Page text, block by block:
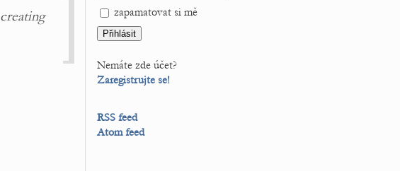
zapamatovat si mě
Nemáte zde účet?
Zaregistrujte se!
RSS feed
Atom feed